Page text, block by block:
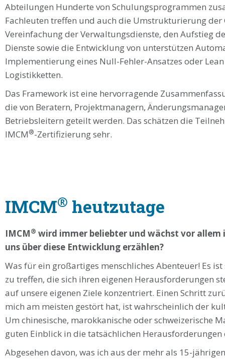
Abteilungen Hunderte von Schulungsprogrammen
Fachleuten treffen und auch die Umstrukturierung der
Vereinfachung der Verwaltungsdienste, den Aufstieg
Dienste sowie die Entwicklung von unterstützen
Implementierung eines Null-Fehler-Ansatzes oder
Logistikketten.
Das Framework ist eine hervorragende
die von Beratern, Projektmanagern,
Betriebsleitern geteilt werden. Das schätzen die
IMCM®-Zertifizierung sehr.
IMCM® heutzutage
IMCM® wird immer beliebter und wächst vor allem
uns über diese Entwicklung erzählen?
Was für ein großartiges menschliches Abenteuer! Es
zu treffen, die sich ihren eigenen Herausforderungen
auf unsere eigenen Ziele konzentriert. Einen Schritt
mich am meisten gestört hat, ist wahrscheinlich der
Um chinesische, marokkanische oder schweizerische
guten Einblick in die tatsächlichen
Abgesehen davon, was ich aus der mehr als 15-